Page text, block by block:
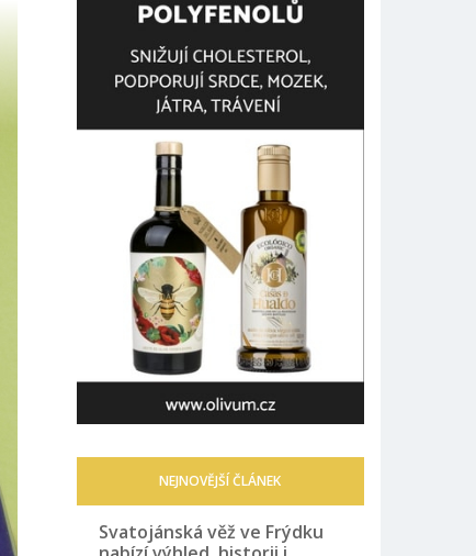
NEJNOVĚJŠÍ ČLÁNEK
Svatojánská věž ve Frýdku